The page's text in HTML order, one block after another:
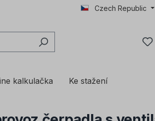
Czech Republic
kalkulačka Ke stažení